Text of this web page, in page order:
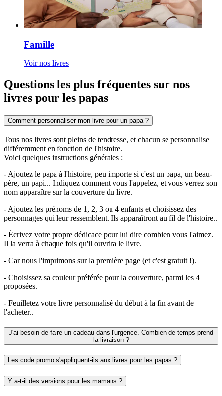
Famille
Voir nos livres
Questions les plus fréquentes sur nos
livres pour les papas
Comment personnaliser mon livre pour un papa ?
Tous nos livres sont pleins de tendresse, et chacun se personnalise
différemment en fonction de l'histoire.
Voici quelques instructions générales :
- Ajoutez le papa à l'histoire, peu importe si c'est un papa, un beau-
père, un papi... Indiquez comment vous l'appelez, et vous verrez son
nom apparaître sur la couverture du livre.
- Ajoutez les prénoms de 1, 2, 3 ou 4 enfants et choisissez des
personnages qui leur ressemblent. Ils apparaîtront au fil de l'histoire..
- Écrivez votre propre dédicace pour lui dire combien vous l'aimez.
Il la verra à chaque fois qu'il ouvrira le livre.
- Car nous l'imprimons sur la première page (et c'est gratuit !).
- Choisissez sa couleur préférée pour la couverture, parmi les 4
proposées.
- Feuilletez votre livre personnalisé du début à la fin avant de
l'acheter..
J'ai besoin de faire un cadeau dans l'urgence. Combien de temps prend
la livraison ?
Les code promo s'appliquent-ils aux livres pour les papas ?
Y a-t-il des versions pour les mamans ?